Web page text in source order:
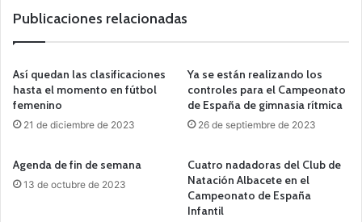
Publicaciones relacionadas
Así quedan las clasificaciones
hasta el momento en fútbol
femenino
21 de diciembre de 2023
Ya se están realizando los
controles para el Campeonato
de España de gimnasia rítmica
26 de septiembre de 2023
Agenda de fin de semana
13 de octubre de 2023
Cuatro nadadoras del Club de
Natación Albacete en el
Campeonato de España
Infantil